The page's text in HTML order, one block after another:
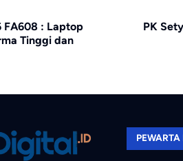
FA608 : Laptop
Tinggi dan
PK